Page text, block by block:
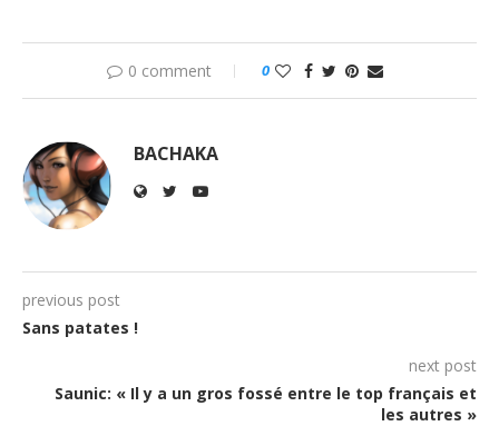
0 comment 0
BACHAKA
previous post
Sans patates !
next post
Saunic: « Il y a un gros fossé entre le top français et
les autres »